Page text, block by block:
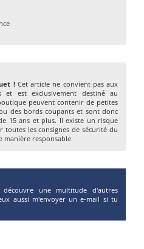
! Cet article ne convient pas aux
est exclusivement destiné au
peuvent contenir de petites
des bords coupants et sont donc
15 ans et plus. Il existe un risque
toutes les consignes de sécurité du
manière responsable.
une multitude d'autres
aussi m'envoyer un e-mail si tu